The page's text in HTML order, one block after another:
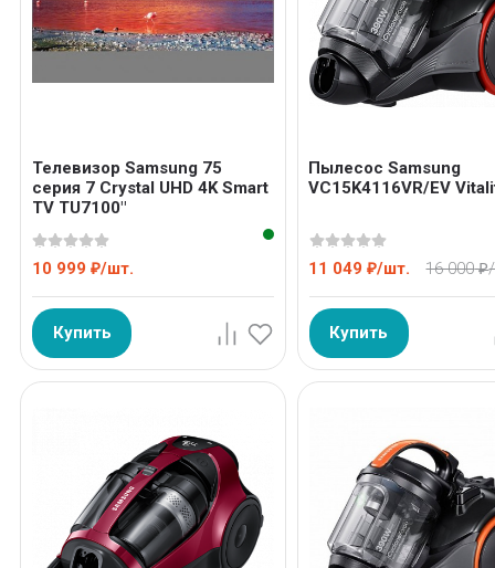
Телевизор Samsung 75
серия 7 Crystal UHD 4K Smart
TV TU7100"
10 999 ₽/шт.
Купить
Пылесос Samsung
VC15K4116VR/EV
11 049 ₽/шт. 16 000 ₽/
Купить